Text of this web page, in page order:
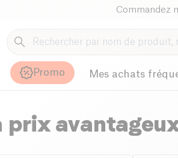
Commandez
Promo Mes achats
prix